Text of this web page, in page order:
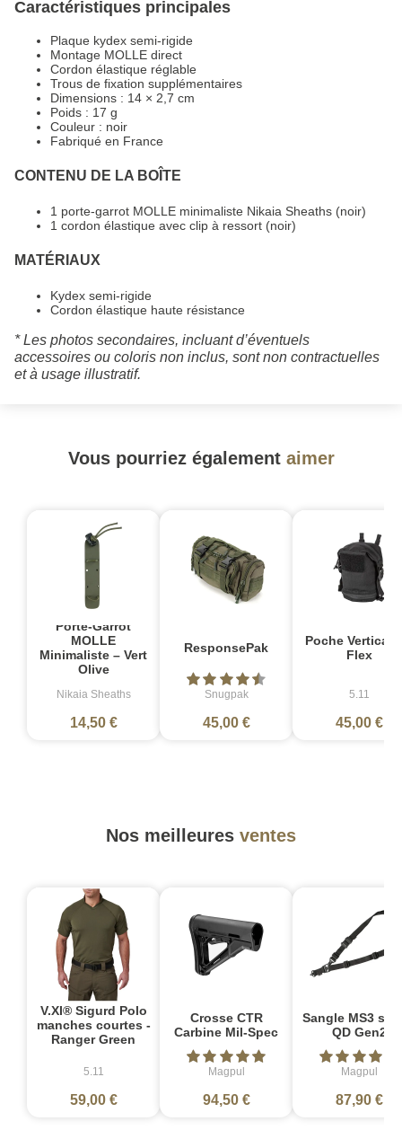
Caractéristiques principales
Plaque kydex semi-rigide
Montage MOLLE direct
Cordon élastique réglable
Trous de fixation supplémentaires
Dimensions : 14 × 2,7 cm
Poids : 17 g
Couleur : noir
Fabriqué en France
CONTENU DE LA BOÎTE
1 porte-garrot MOLLE minimaliste Nikaia Sheaths (noir)
1 cordon élastique avec clip à ressort (noir)
MATÉRIAUX
Kydex semi-rigide
Cordon élastique haute résistance
* Les photos secondaires, incluant d’éventuels
accessoires ou coloris non inclus, sont non contractuelles
et à usage illustratif.
Vous pourriez également aimer
Porte-Garrot
MOLLE
Minimaliste – Vert
Olive
Nikaia Sheaths
14,50 €
ResponsePak
Snugpak
45,00 €
Poche Vertical
Flex
5.11
45,00 €
Nos meilleures ventes
V.XI® Sigurd Polo
manches courtes -
Ranger Green
5.11
59,00 €
Crosse CTR
Carbine Mil-Spec
Magpul
94,50 €
Sangle MS3
QD Gen2
Magpul
87,90 €